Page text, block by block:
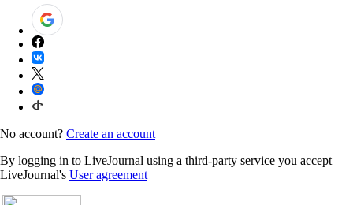
No account? Create an account
By logging in to LiveJournal using a third-party service you accept
LiveJournal's User agreement